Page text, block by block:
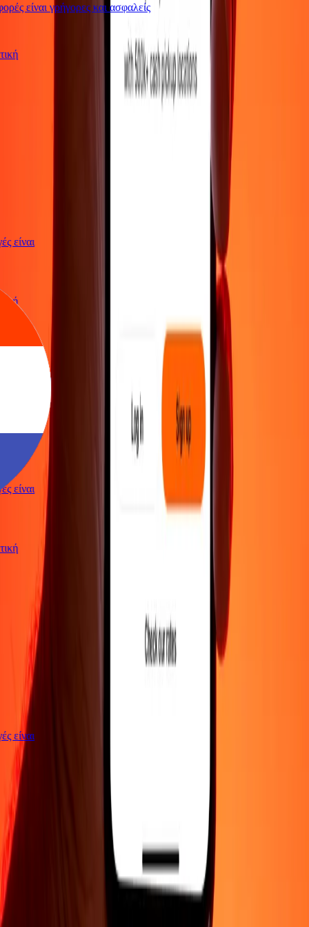
είναι γρήγορες και ασφαλείς
είναι
είναι
είναι
ΕΤΑΙΡΕΙΑ
Σχετικά με εμάς
Θέσεις εργασίαςΑσφάλεια
πράκτορας
ΥΠΟΣΤΗΡΙΞΗ
Πολιτική απορρήτου
Ειδοποίηση για cookiesΌροι και
Κέντρο βοήθειας